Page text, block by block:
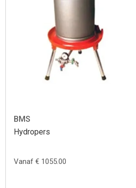
BMS
Hydropers
Vanaf € 1055.00